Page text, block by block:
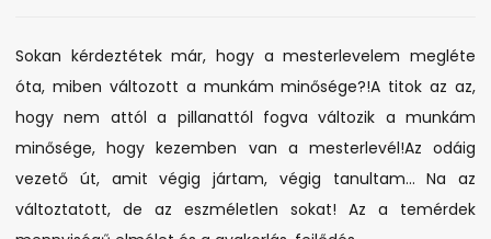
mi
változott
a…
Sokan kérdeztétek már, hogy a mesterlevelem megléte
óta, miben változott a munkám minősége?!A titok az az,
hogy nem attól a pillanattól fogva változik a munkám
minősége, hogy kezemben van a mesterlevél!Az odáig
vezető út, amit végig jártam, végig tanultam… Na az
változtatott, de az eszméletlen sokat! Az a temérdek